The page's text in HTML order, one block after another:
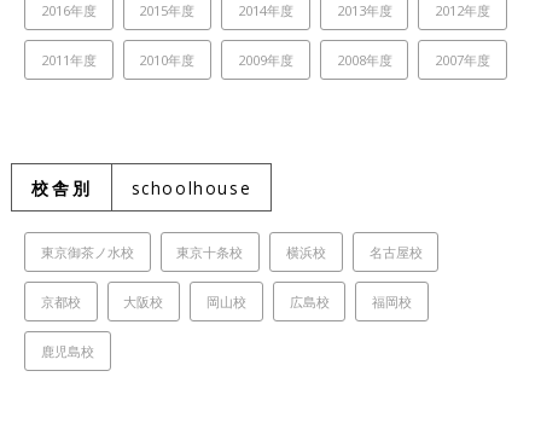
2016年度 2015年度 2014年度 2013年度 2012年度
2011年度 2010年度 2009年度 2008年度 2007年度
校舎別 schoolhouse
東京御茶ノ水校 東京十条校 横浜校 名古屋校
京都校 大阪校 岡山校 広島校 福岡校
鹿児島校